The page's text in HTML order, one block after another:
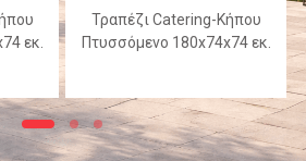
εκ.
Τραπέζι Catering-Κήπου
Πτυσσόμενο 180x74x74 εκ.